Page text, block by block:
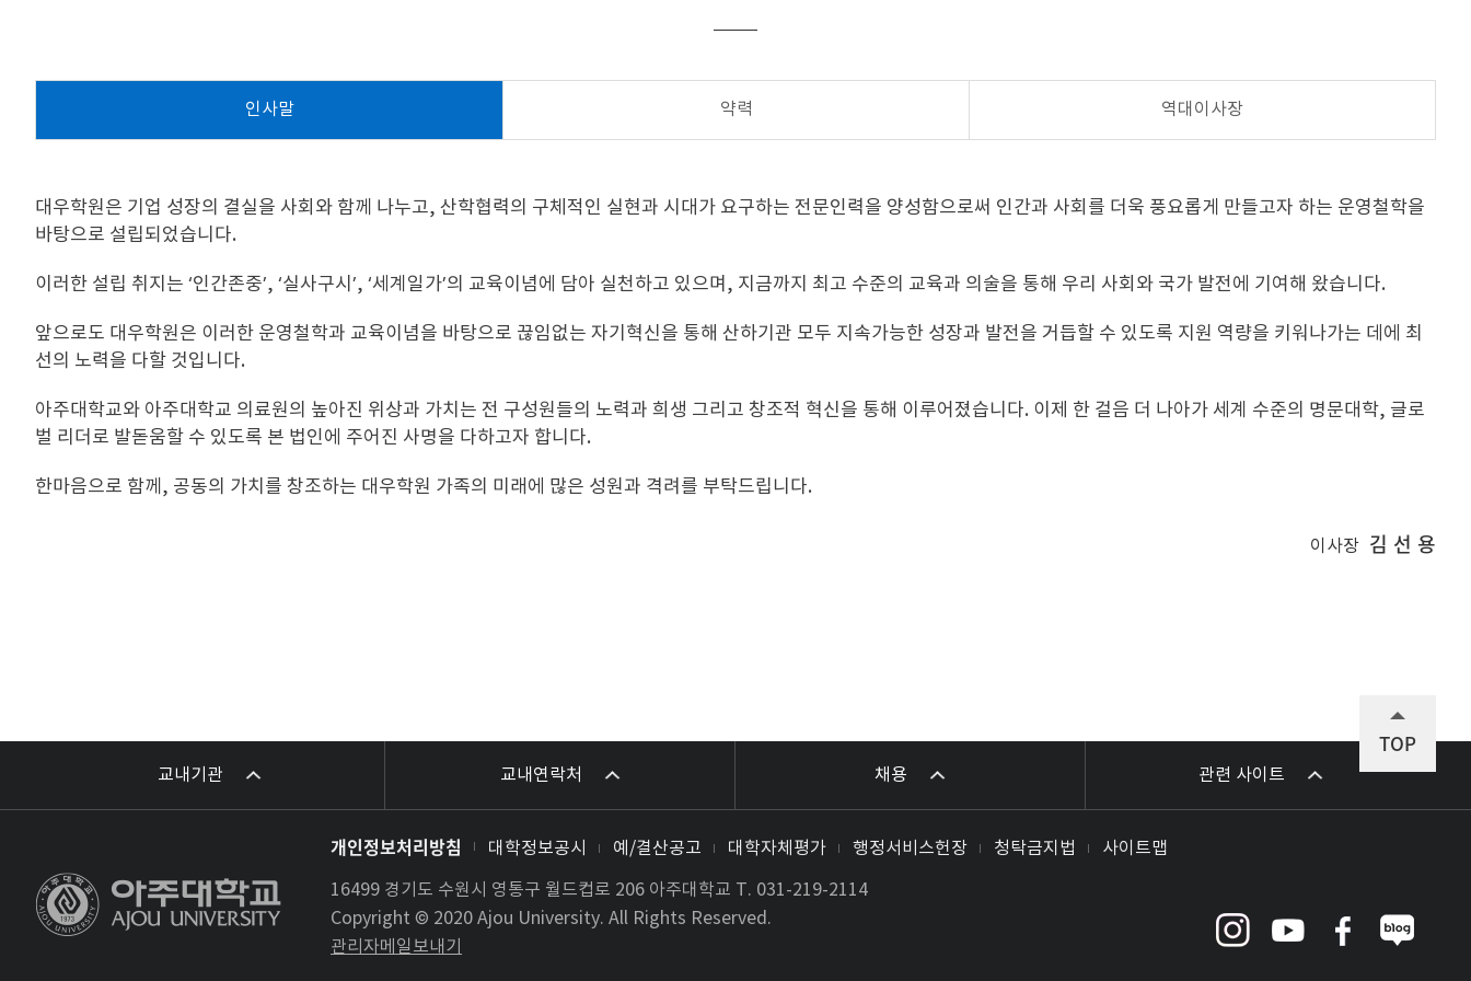
인사말 약력 역대이사장
대우학원은 기업 성장의 결실을 사회와 함께 나누고, 산학협력의 구체적인 실현과 시대가 요구하는 전문인력을 양성함으로써 인간과 사회를 더욱 풍요롭게 만들고자 하는 운영철학을
바탕으로 설립되었습니다.
이러한 설립 취지는 ‘인간존중’, ‘실사구시’, ‘세계일가’의 교육이념에 담아 실천하고 있으며, 지금까지 최고 수준의 교육과 의술을 통해 우리 사회와 국가 발전에 기여해 왔습니다.
앞으로도 대우학원은 이러한 운영철학과 교육이념을 바탕으로 끊임없는 자기혁신을 통해 산하기관 모두 지속가능한 성장과 발전을 거듭할 수 있도록 지원 역량을 키워나가는 데에 최
선의 노력을 다할 것입니다.
아주대학교와 아주대학교 의료원의 높아진 위상과 가치는 전 구성원들의 노력과 희생 그리고 창조적 혁신을 통해 이루어졌습니다. 이제 한 걸음 더 나아가 세계 수준의 명문대학, 글로
벌 리더로 발돋움할 수 있도록 본 법인에 주어진 사명을 다하고자 합니다.
한마음으로 함께, 공동의 가치를 창조하는 대우학원 가족의 미래에 많은 성원과 격려를 부탁드립니다.
이사장 김 선 용
교내기관 교내연락처 채용 관련 사이트
개인정보처리방침 대학정보공시 예/결산공고 대학자체평가 행정서비스헌장 청탁금지법 사이트맵
16499 경기도 수원시 영통구 월드컵로 206 아주대학교 T. 031-219-2114
Copyright © 2020 Ajou University. All Rights Reserved.
관리자메일보내기
TOP